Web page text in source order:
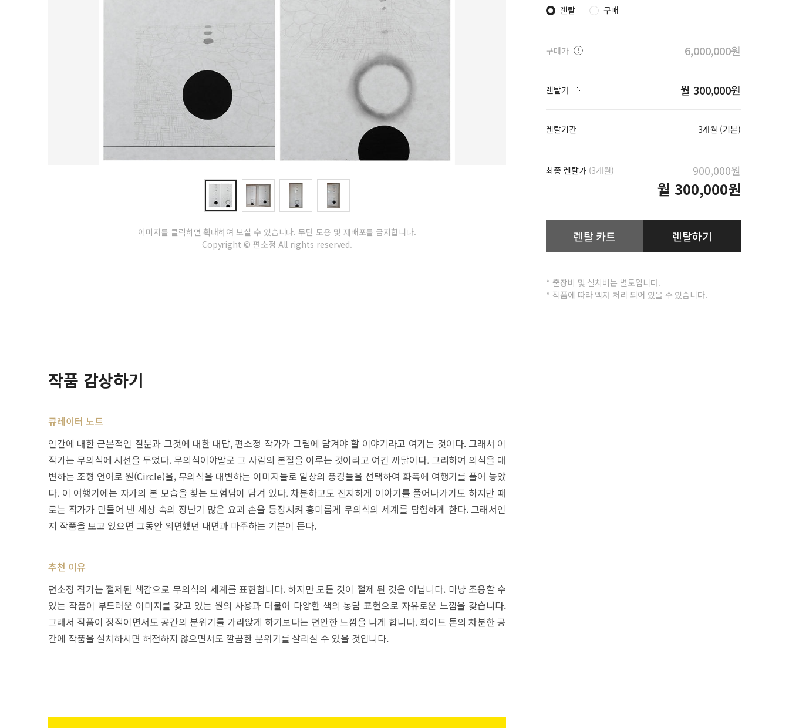
이미지를 클릭하면 확대하여 보실 수 있습니다. 무단 도용 및 재배포를 금지합니다.
Copyright © 편소정 All rights reserved.
렌탈 구매
구매가 6,000,000원
렌탈가 월 300,000원
렌탈기간 3개월 (기본)
최종 렌탈가(3개월) 900,000원
월 300,000원
렌탈 카트 렌탈하기
* 출장비 및 설치비는 별도입니다.
* 작품에 따라 액자 처리 되어 있을 수 있습니다.
작품 감상하기
큐레이터 노트
인간에 대한 근본적인 질문과 그것에 대한 대답, 편소정 작가가 그림에 담겨야 할 이야기라고 여기는 것이다. 그래서 이
작가는 무의식에 시선을 두었다. 무의식이야말로 그 사람의 본질을 이루는 것이라고 여긴 까닭이다. 그리하여 의식을 대
변하는 조형 언어로 원(Circle)을, 무의식을 대변하는 이미지들로 일상의 풍경들을 선택하여 화폭에 여행기를 풀어 놓았
다. 이 여행기에는 자가의 본 모습을 찾는 모험담이 담겨 있다. 차분하고도 진지하게 이야기를 풀어나가기도 하지만 때
로는 작가가 만들어 낸 세상 속의 장난기 많은 요괴 손을 등장시켜 흥미롭게 무의식의 세계를 탐험하게 한다. 그래서인
지 작품을 보고 있으면 그동안 외면했던 내면과 마주하는 기분이 든다.
추천 이유
편소정 작가는 절제된 색감으로 무의식의 세계를 표현합니다. 하지만 모든 것이 절제 된 것은 아닙니다. 마냥 조용할 수
있는 작품이 부드러운 이미지를 갖고 있는 원의 사용과 더불어 다양한 색의 농담 표현으로 자유로운 느낌을 갖습니다.
그래서 작품이 정적이면서도 공간의 분위기를 가라앉게 하기보다는 편안한 느낌을 나게 합니다. 화이트 톤의 차분한 공
간에 작품을 설치하시면 허전하지 않으면서도 깔끔한 분위기를 살리실 수 있을 것입니다.